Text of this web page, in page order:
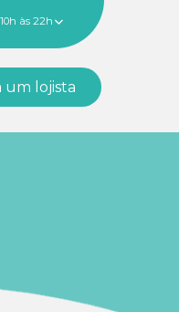
10h às 22h
um lojista